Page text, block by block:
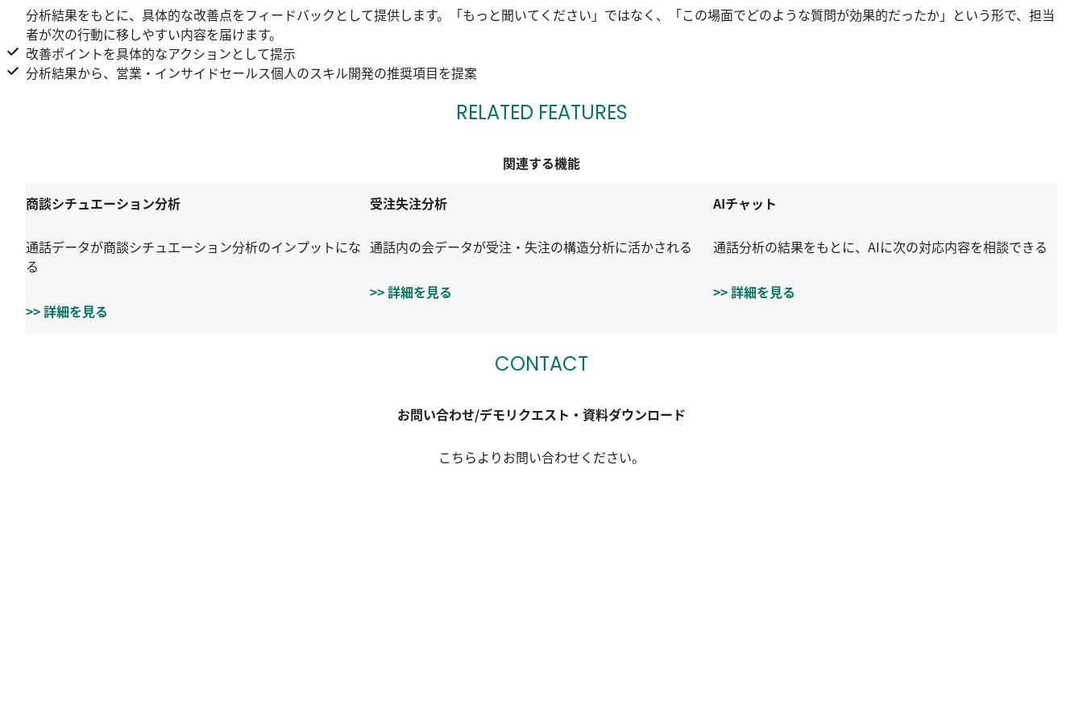
分析結果をもとに、具体的な改善点をフィードバックとして提供します。「もっと聞いてください」ではなく、「この場面でどのような質問が効果的だったか」という形で、担当
者が次の行動に移しやすい内容を届けます。
改善ポイントを具体的なアクションとして提示
分析結果から、営業・インサイドセールス個人のスキル開発の推奨項目を提案
RELATED FEATURES
関連する機能
商談シチュエーション分析
通話データが商談シチュエーション分析のインプットにな
る
>> 詳細を見る
受注失注分析
通話内の会データが受注・失注の構造分析に活かされる
>> 詳細を見る
AIチャット
通話分析の結果をもとに、AIに次の対応内容を相談できる
>> 詳細を見る
CONTACT
お問い合わせ/デモリクエスト・資料ダウンロード
こちらよりお問い合わせください。